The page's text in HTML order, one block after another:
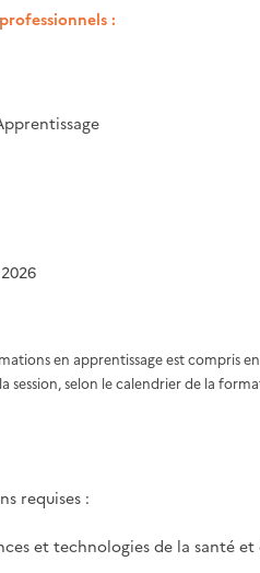
:
en apprentissage est compris
session, selon le calendrier de la
requises :
et technologies de la santé et